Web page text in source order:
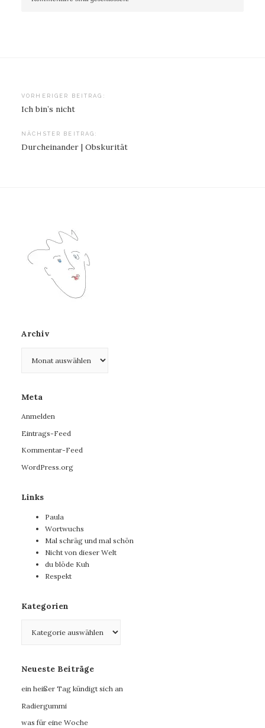
Beitragsnavigation
VORHERIGER BEITRAG:
Ich bin’s nicht
NÄCHSTER BEITRAG:
Durcheinander | Obskurität
Archiv
Meta
Anmelden
Eintrags-Feed
Kommentar-Feed
WordPress.org
Links
Paula
Wortwuchs
Mal schräg und mal schön
Nicht von dieser Welt
du blöde Kuh
Respekt
Kategorien
Neueste Beiträge
ein heißer Tag kündigt sich an
Radiergummi
was für eine Woche